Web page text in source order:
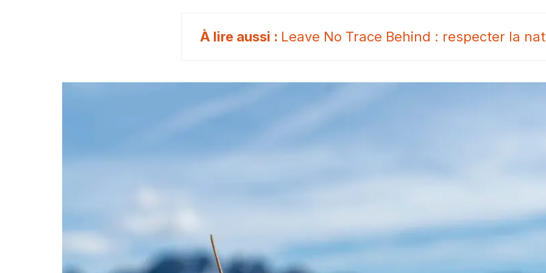
Leave No Trace Behind : respecter la